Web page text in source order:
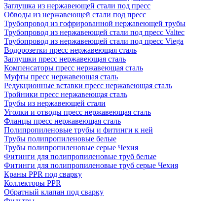
Заглушка из нержавеющей стали под пресс
Обводы из нержавеющей стали под пресс
Трубопровод из гофрированной нержавеющей трубы
Трубопровод из нержавеющей стали под пресс Valtec
Трубопровод из нержавеющей стали под пресс Viega
Водорозетки пресс нержавеющая сталь
Заглушки пресс нержавеющая сталь
Компенсаторы пресс нержавеющая сталь
Муфты пресс нержавеющая сталь
Редукционные вставки пресс нержавеющая сталь
Тройники пресс нержавеющая сталь
Трубы из нержавеющей стали
Уголки и отводы пресс нержавеющая сталь
Фланцы пресс нержавеющая сталь
Полипропиленовые трубы и фитинги к ней
Трубы полипропиленовые белые
Трубы полипропиленовые серые Чехия
Фитинги для полипропиленовые труб белые
Фитинги для полипропиленовые труб серые Чехия
Краны PPR под сварку
Коллекторы PPR
Обратный клапан под сварку